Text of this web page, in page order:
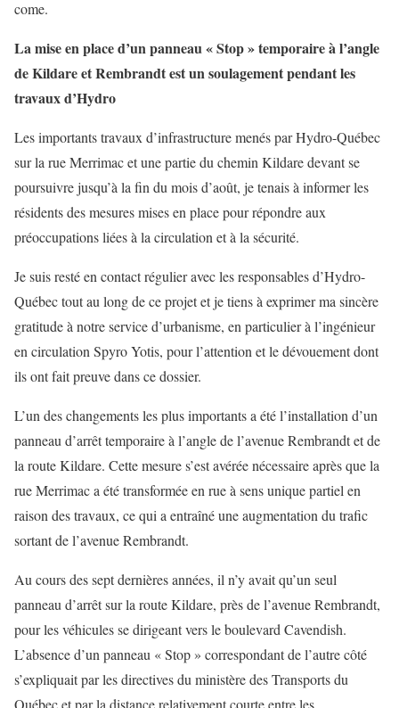
come.
La mise en place d’un panneau « Stop » temporaire à l’angle
de Kildare et Rembrandt est un soulagement pendant les
travaux d’Hydro
Les importants travaux d’infrastructure menés par Hydro-Québec
sur la rue Merrimac et une partie du chemin Kildare devant se
poursuivre jusqu’à la fin du mois d’août, je tenais à informer les
résidents des mesures mises en place pour répondre aux
préoccupations liées à la circulation et à la sécurité.
Je suis resté en contact régulier avec les responsables d’Hydro-
Québec tout au long de ce projet et je tiens à exprimer ma sincère
gratitude à notre service d’urbanisme, en particulier à l’ingénieur
en circulation Spyro Yotis, pour l’attention et le dévouement dont
ils ont fait preuve dans ce dossier.
L’un des changements les plus importants a été l’installation d’un
panneau d’arrêt temporaire à l’angle de l’avenue Rembrandt et de
la route Kildare. Cette mesure s’est avérée nécessaire après que la
rue Merrimac a été transformée en rue à sens unique partiel en
raison des travaux, ce qui a entraîné une augmentation du trafic
sortant de l’avenue Rembrandt.
Au cours des sept dernières années, il n’y avait qu’un seul
panneau d’arrêt sur la route Kildare, près de l’avenue Rembrandt,
pour les véhicules se dirigeant vers le boulevard Cavendish.
L’absence d’un panneau « Stop » correspondant de l’autre côté
s’expliquait par les directives du ministère des Transports du
Québec et par la distance relativement courte entre les